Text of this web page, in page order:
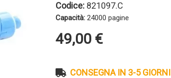
Codice: 821097.C
Capacità: 24000 pagine
49,00 €
CONSEGNA IN 3-5 GIORNI